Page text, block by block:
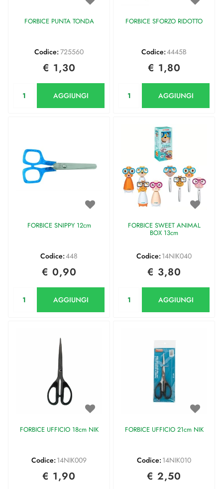
FORBICE PUNTA TONDA
Codice: 725560
€ 1,30
AGGIUNGI
FORBICE SFORZO RIDOTTO
Codice:4445B
€ 1,80
AGGIUNGI
FORBICE SNIPPY 12cm
Codice:448
€ 0,90
AGGIUNGI
FORBICE SWEET ANIMAL
BOX 13cm
Codice: 14NIK040
€ 3,80
AGGIUNGI
FORBICE UFFICIO 18cm NIK
Codice: 14NIK009
€ 1,90
FORBICE UFFICIO 21cm NIK
Codice: 14NIK010
€ 2,50